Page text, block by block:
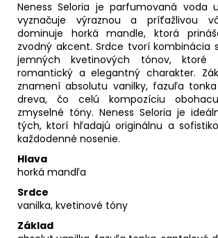
Neness Seloria je parfumovaná voda
vyznačuje výraznou a príťažlivou
dominuje horká mandle, ktorá
zvodný akcent. Srdce tvorí kombinácia
jemných kvetinových tónov, ktoré
romantický a elegantný charakter.
znamení absolutu vanilky, fazuľa
dreva, čo celú kompozíciu
zmyselné tóny. Neness Seloria je
tých, ktorí hľadajú originálnu a
každodenné nosenie.
Hlava
horká mandľa
Srdce
vanilka, kvetinové tóny
Základ